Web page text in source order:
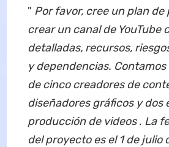
" Por favor, cree un plan
crear un canal de YouTube
detalladas, recursos,
y dependencias.
de cinco creadores de
diseñadores gráficos y dos
producción de videos. La
del proyecto es el 1 de julio